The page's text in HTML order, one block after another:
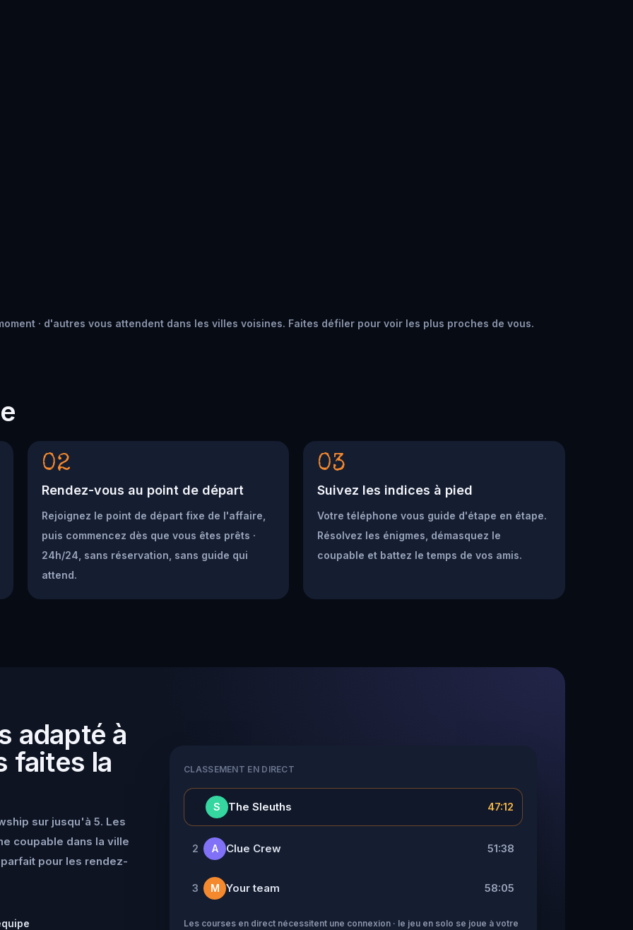
· d'autres vous attendent dans les villes voisines. Faites défiler pour voir les plus proches de vous.
02
Rendez-vous au point de départ
Rejoignez le point de départ fixe de l'affaire,
puis commencez dès que vous êtes prêts ·
24h/24, sans réservation, sans guide qui
attend.
03
Suivez les indices à pied
Votre téléphone vous guide d'étape en étape.
Résolvez les énigmes, démasquez le
coupable et battez le temps de vos amis.
adapté à
faites la
sur jusqu'à 5. Les
coupable dans la ville
pour les rendez-
CLASSEMENT EN DIRECT
S The Sleuths 47:12
2 A Clue Crew 51:38
3 M Your team 58:05
Les courses en direct nécessitent une connexion · le jeu en solo se joue à votre